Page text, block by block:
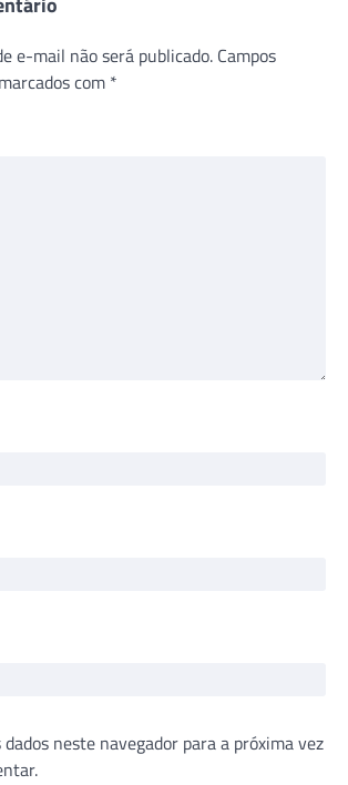
e-mail não será publicado. Campos
com *
neste navegador para a próxima vez